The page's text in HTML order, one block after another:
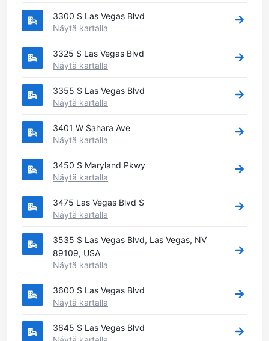
3300 S Las Vegas Blvd
Näytä kartalla
3325 S Las Vegas Blvd
Näytä kartalla
3355 S Las Vegas Blvd
Näytä kartalla
3401 W Sahara Ave
Näytä kartalla
3450 S Maryland Pkwy
Näytä kartalla
3475 Las Vegas Blvd S
Näytä kartalla
3535 S Las Vegas Blvd, Las Vegas, NV
89109, USA
Näytä kartalla
3600 S Las Vegas Blvd
Näytä kartalla
3645 S Las Vegas Blvd